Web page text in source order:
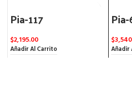
Pia-117
$2,195.00
Añadir Al Carrito
$
Añadir